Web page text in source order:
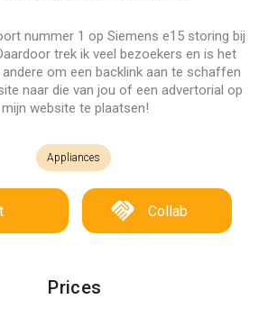
nummer 1 op Siemens e15 storing bij
trek ik veel bezoekers en is het
om een backlink aan te schaffen
naar die van jou of een advertorial op
mijn website te plaatsen!
Appliances
Collab
Prices